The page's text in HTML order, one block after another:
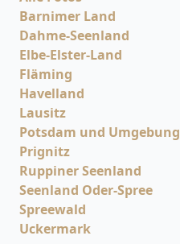
Barnimer Land
Dahme-Seenland
Elbe-Elster-Land
Fläming
Havelland
Lausitz
Potsdam und Umgebung
Prignitz
Ruppiner Seenland
Seenland Oder-Spree
Spreewald
Uckermark